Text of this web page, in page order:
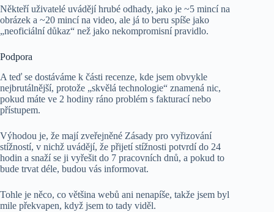
Někteří uživatelé uvádějí hrubé odhady, jako je ~5 mincí na
obrázek a ~20 mincí na video, ale já to beru spíše jako
„neoficiální důkaz“ než jako nekompromisní pravidlo.
Podpora
A teď se dostáváme k části recenze, kde jsem obvykle
nejbrutálnější, protože „skvělá technologie“ znamená nic,
pokud máte ve 2 hodiny ráno problém s fakturací nebo
přístupem.
Výhodou je, že mají zveřejněné Zásady pro vyřizování
stížností, v nichž uvádějí, že přijetí stížnosti potvrdí do 24
hodin a snaží se ji vyřešit do 7 pracovních dnů, a pokud to
bude trvat déle, budou vás informovat.
Tohle je něco, co většina webů ani nenapíše, takže jsem byl
mile překvapen, když jsem to tady viděl.